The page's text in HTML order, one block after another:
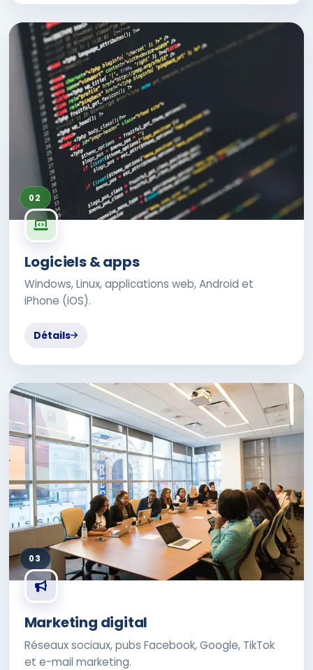
02
Logiciels & apps
Windows, Linux, applications web, Android et
iPhone (iOS).
Détails
03
Marketing digital
Réseaux sociaux, pubs Facebook, Google, TikTok
et e-mail marketing.